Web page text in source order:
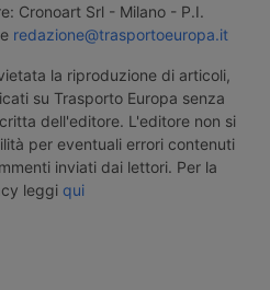
Cronoart Srl - Milano - P.I.
redazione@trasportoeuropa.it
la riproduzione di articoli,
su Trasporto Europa senza
dell'editore. L'editore non si
per eventuali errori contenuti
inviati dai lettori. Per la
leggi qui